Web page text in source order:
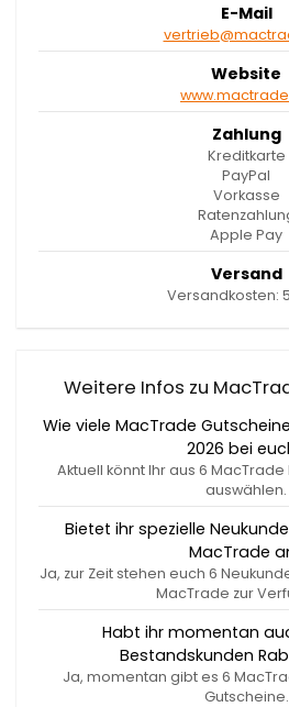
E-Mail
Website
Zahlung
Kreditkarte
PayPal
Vorkasse
Apple Pay
Versand
Versandkosten:
Weitere Infos zu
Wie viele MacTrade
2026 bei
Aktuell könnt Ihr aus 6
auswählen.
Bietet ihr spezielle
MacTrade
Ja, zur Zeit stehen euch 6
MacTrade zur
Habt ihr momentan
Bestandskunden
Ja, momentan gibt es 6
Gutscheine.